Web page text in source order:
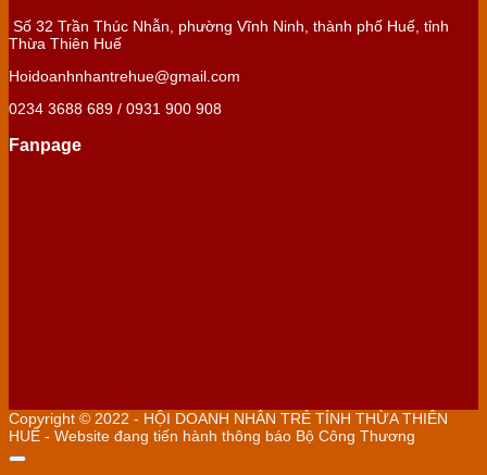
Số 32 Trần Thúc Nhẫn, phường Vĩnh Ninh, thành phố Huế, tỉnh
Thừa Thiên Huế
Hoidoanhnhantrehue@gmail.com
0234 3688 689 / 0931 900 908
Fanpage
Copyright © 2022 - HỘI DOANH NHÂN TRẺ TỈNH THỪA THIÊN
HUẾ - Website đang tiến hành thông báo Bộ Công Thương